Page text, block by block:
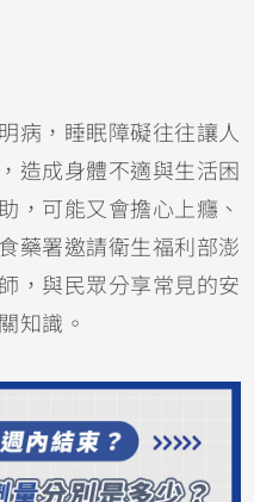
病，睡眠障礙往往讓人
造成身體不適與生活困
，可能又會擔心上癮、
藥署邀請衛生福利部澎
，與民眾分享常見的安
知識。